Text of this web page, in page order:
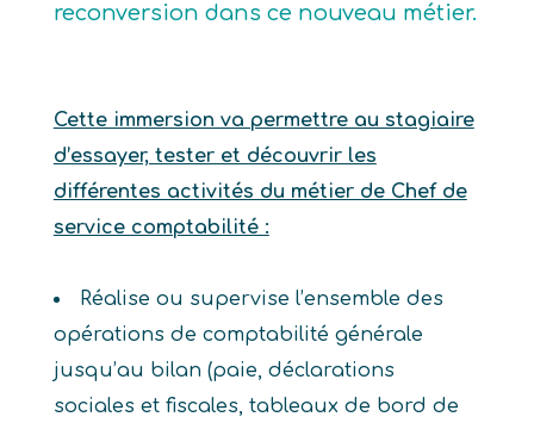
reconversion dans ce nouveau métier.
Cette immersion va permettre au stagiaire
d’essayer, tester et découvrir les
différentes activités du métier de Chef de
service comptabilité :
Réalise ou supervise l’ensemble des
opérations de comptabilité générale
jusqu’au bilan (paie, déclarations
sociales et fiscales, tableaux de bord de